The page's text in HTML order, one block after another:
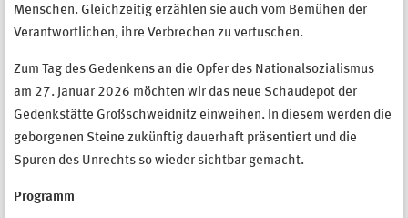
Menschen. Gleichzeitig erzählen sie auch vom Bemühen der
Verantwortlichen, ihre Verbrechen zu vertuschen.
Zum Tag des Gedenkens an die Opfer des Nationalsozialismus
am 27. Januar 2026 möchten wir das neue Schaudepot der
Gedenkstätte Großschweidnitz einweihen. In diesem werden die
geborgenen Steine zukünftig dauerhaft präsentiert und die
Spuren des Unrechts so wieder sichtbar gemacht.
Programm